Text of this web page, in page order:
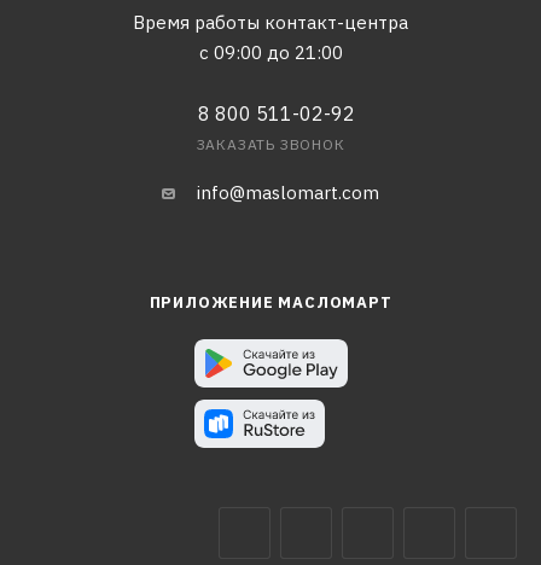
Время работы контакт-центра
с 09:00 до 21:00
8 800 511-02-92
ЗАКАЗАТЬ ЗВОНОК
info@maslomart.com
ПРИЛОЖЕНИЕ МАСЛОМАРТ